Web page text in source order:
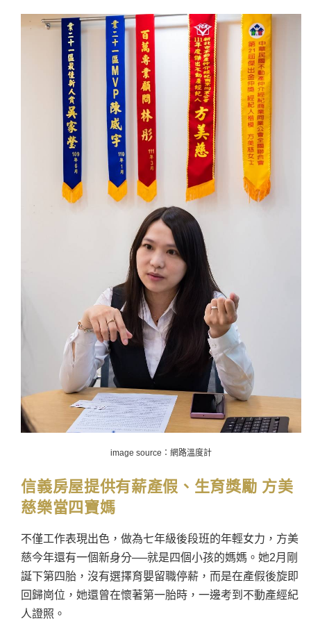
image source：網路溫度計
信義房屋提供有薪產假、生育獎勵 方美
慈樂當四寶媽
不僅工作表現出色，做為七年級後段班的年輕女力，方美
慈今年還有一個新身分──就是四個小孩的媽媽。她2月剛
誕下第四胎，沒有選擇育嬰留職停薪，而是在產假後旋即
回歸崗位，她還曾在懷著第一胎時，一邊考到不動產經紀
人證照。